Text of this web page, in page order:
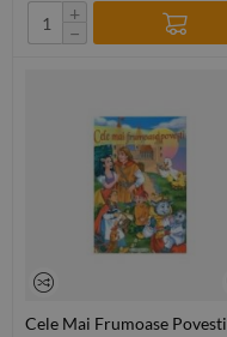
+
−
Cele Mai Frumoase Povesti